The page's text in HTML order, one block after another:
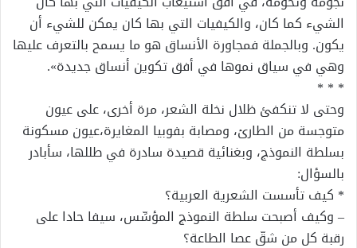
الشيء كما كان، والكيفيات التي بها كان يمكن للشيء أن
يكون. وبالجملة فمجاورة الأنساق هو ما يسمح بالتعرف عليها
وهي في سياق نموها في أفق تكوين أنساق جديدة».
* * *
وحتى لا تنكفئ ظلال نخلة الشعر، مرة أخرى، على عيون
متوجسة من الطارئ، ومصابة بفوبيا المغايرة،عيون مسكونة
بسلطة النموذج، وبغنائية قصيدة سادرة في طللها، سأبادر
بالسؤال:
* كيف تأسست الشعرية العربية؟
– وكيف أصبحت سلطة النموذج المؤسِّس، سيفا حادا على
رقبة كل من شقّ عصا الطاعة؟